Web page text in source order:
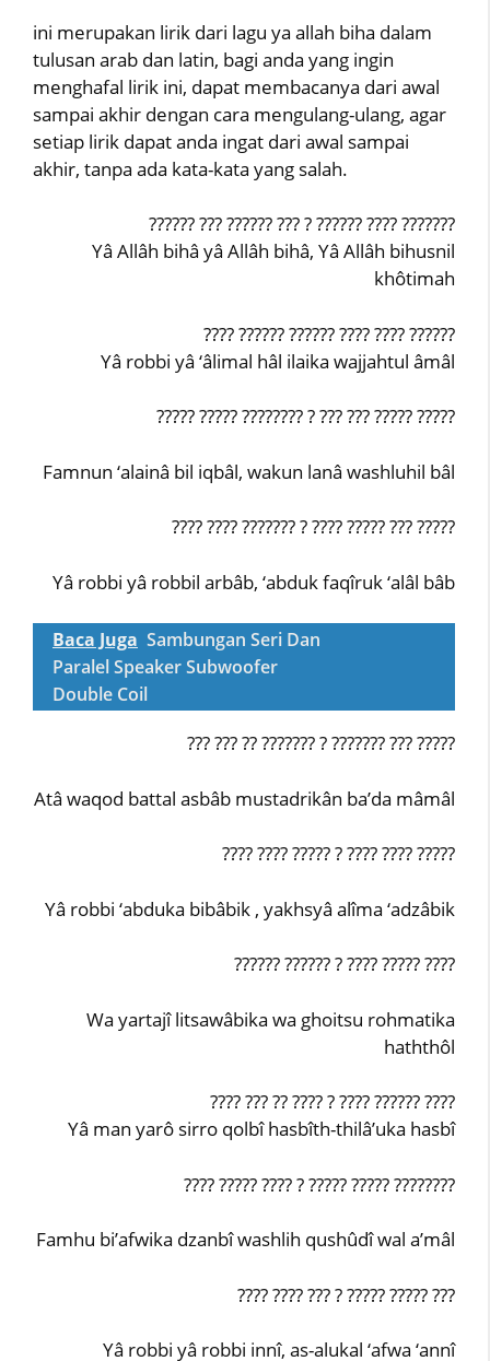
ini merupakan lirik dari lagu ya allah biha dalam
tulusan arab dan latin, bagi anda yang ingin
menghafal lirik ini, dapat membacanya dari awal
sampai akhir dengan cara mengulang-ulang, agar
setiap lirik dapat anda ingat dari awal sampai
akhir, tanpa ada kata-kata yang salah.
?????? ??? ?????? ??? ? ?????? ???? ???????
Yâ Allâh bihâ yâ Allâh bihâ, Yâ Allâh bihusnil
khôtimah
???? ?????? ?????? ???? ???? ??????
Yâ robbi yâ ‘âlimal hâl ilaika wajjahtul âmâl
????? ????? ???????? ? ??? ??? ????? ?????
Famnun ‘alainâ bil iqbâl, wakun lanâ washluhil bâl
???? ???? ??????? ? ???? ????? ??? ?????
Yâ robbi yâ robbil arbâb, ‘abduk faqîruk ‘alâl bâb
Baca Juga Sambungan Seri Dan
Paralel Speaker Subwoofer
Double Coil
??? ??? ?? ??????? ? ??????? ??? ?????
Atâ waqod battal asbâb mustadrikân ba’da mâmâl
???? ???? ????? ? ???? ???? ?????
Yâ robbi ‘abduka bibâbik , yakhsyâ alîma ‘adzâbik
?????? ?????? ? ???? ????? ????
Wa yartajî litsawâbika wa ghoitsu rohmatika
haththôl
???? ??? ?? ???? ? ???? ?????? ????
Yâ man yarô sirro qolbî hasbîth-thilâ’uka hasbî
???? ????? ???? ? ????? ????? ????????
Famhu bi’afwika dzanbî washlih qushûdî wal a’mâl
???? ???? ??? ? ????? ????? ???
Yâ robbi yâ robbi innî, as-alukal ‘afwa ‘annî